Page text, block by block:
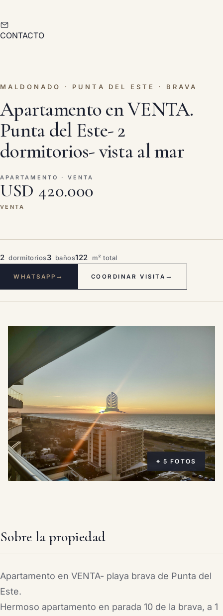
CONTACTO
MALDONADO · PUNTA DEL ESTE · BRAVA
Apartamento en VENTA.
Punta del Este- 2
dormitorios- vista al mar
APARTAMENTO · VENTA
USD 420.000
VENTA
2 dormitorios3 baños122 m² total
WHATSAPP → COORDINAR VISITA →
⌖ 5 FOTOS
Sobre la propiedad
Apartamento en VENTA- playa brava de Punta del
Este.
Hermoso apartamento en parada 10 de la brava, a 1